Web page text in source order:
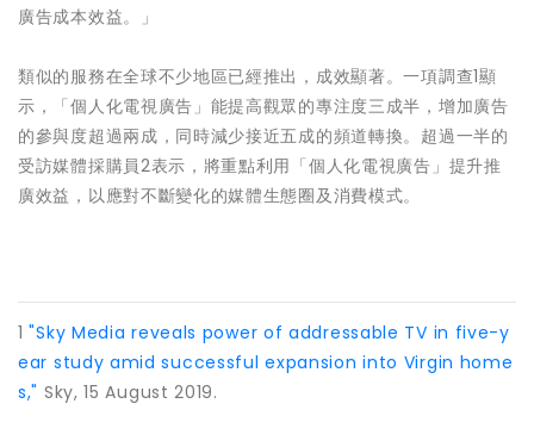
廣告成本效益。」
類似的服務在全球不少地區已經推出，成效顯著。一項調查1顯
示，「個人化電視廣告」能提高觀眾的專注度三成半，增加廣告
的參與度超過兩成，同時減少接近五成的頻道轉換。超過一半的
受訪媒體採購員2表示，將重點利用「個人化電視廣告」提升推
廣效益，以應對不斷變化的媒體生態圈及消費模式。
1"Sky Media reveals power of addressable TV in five-y
ear study amid successful expansion into Virgin home
s," Sky, 15 August 2019.